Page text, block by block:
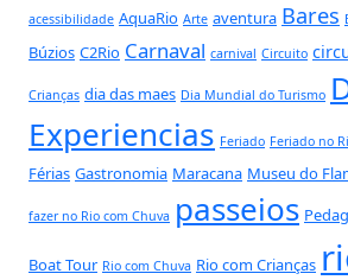
acessibilidade AquaRio Arte aventura Bares
Búzios C2Rio Carnaval carnival Circuito
Crianças dia das maes Dia Mundial do Turismo
Experiencias Feriado Feriado no
Férias Gastronomia Maracana Museu do
fazer no Rio com Chuva passeios
Boat Tour Rio com Chuva Rio com Crianças